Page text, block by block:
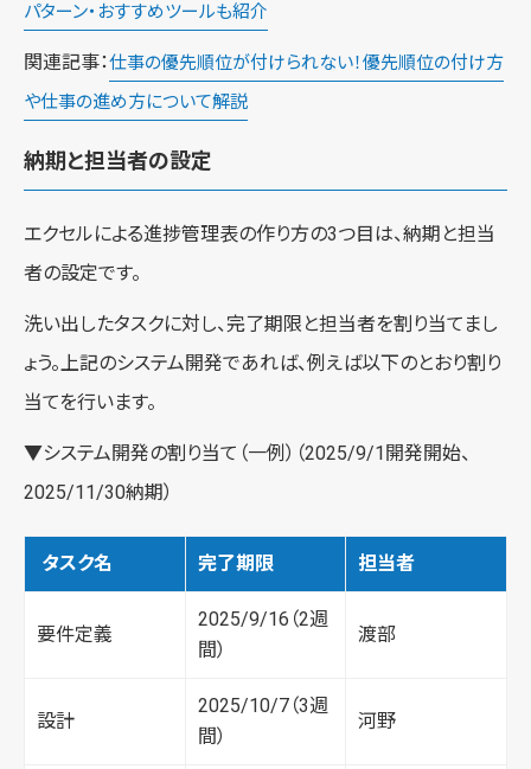
パターン・おすすめツールも紹介
関連記事：仕事の優先順位が付けられない！優先順位の付け方
や仕事の進め方について解説
納期と担当者の設定
エクセルによる進捗管理表の作り方の3つ目は、納期と担当
者の設定です。
洗い出したタスクに対し、完了期限と担当者を割り当てまし
ょう。上記のシステム開発であれば、例えば以下のとおり割り
当てを行います。
▼システム開発の割り当て（一例）（2025/9/1開発開始、
2025/11/30納期）
タスク名 完了期限 担当者
要件定義
2025/9/16（2週
間）
渡部
設計
2025/10/7（3週
間）
河野